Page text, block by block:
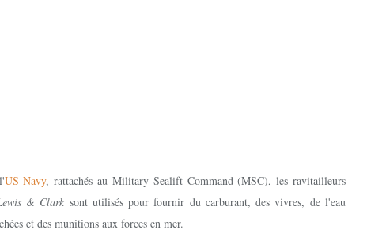
US Navy, rattachés au Military Sealift Command (MSC), les ravitailleurs
& Clark sont utilisés pour fournir du carburant, des vivres, de l'eau
et des munitions aux forces en mer.